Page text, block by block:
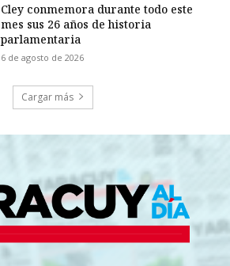
Cley conmemora durante todo este
mes sus 26 años de historia
parlamentaria
6 de agosto de 2026
Cargar más